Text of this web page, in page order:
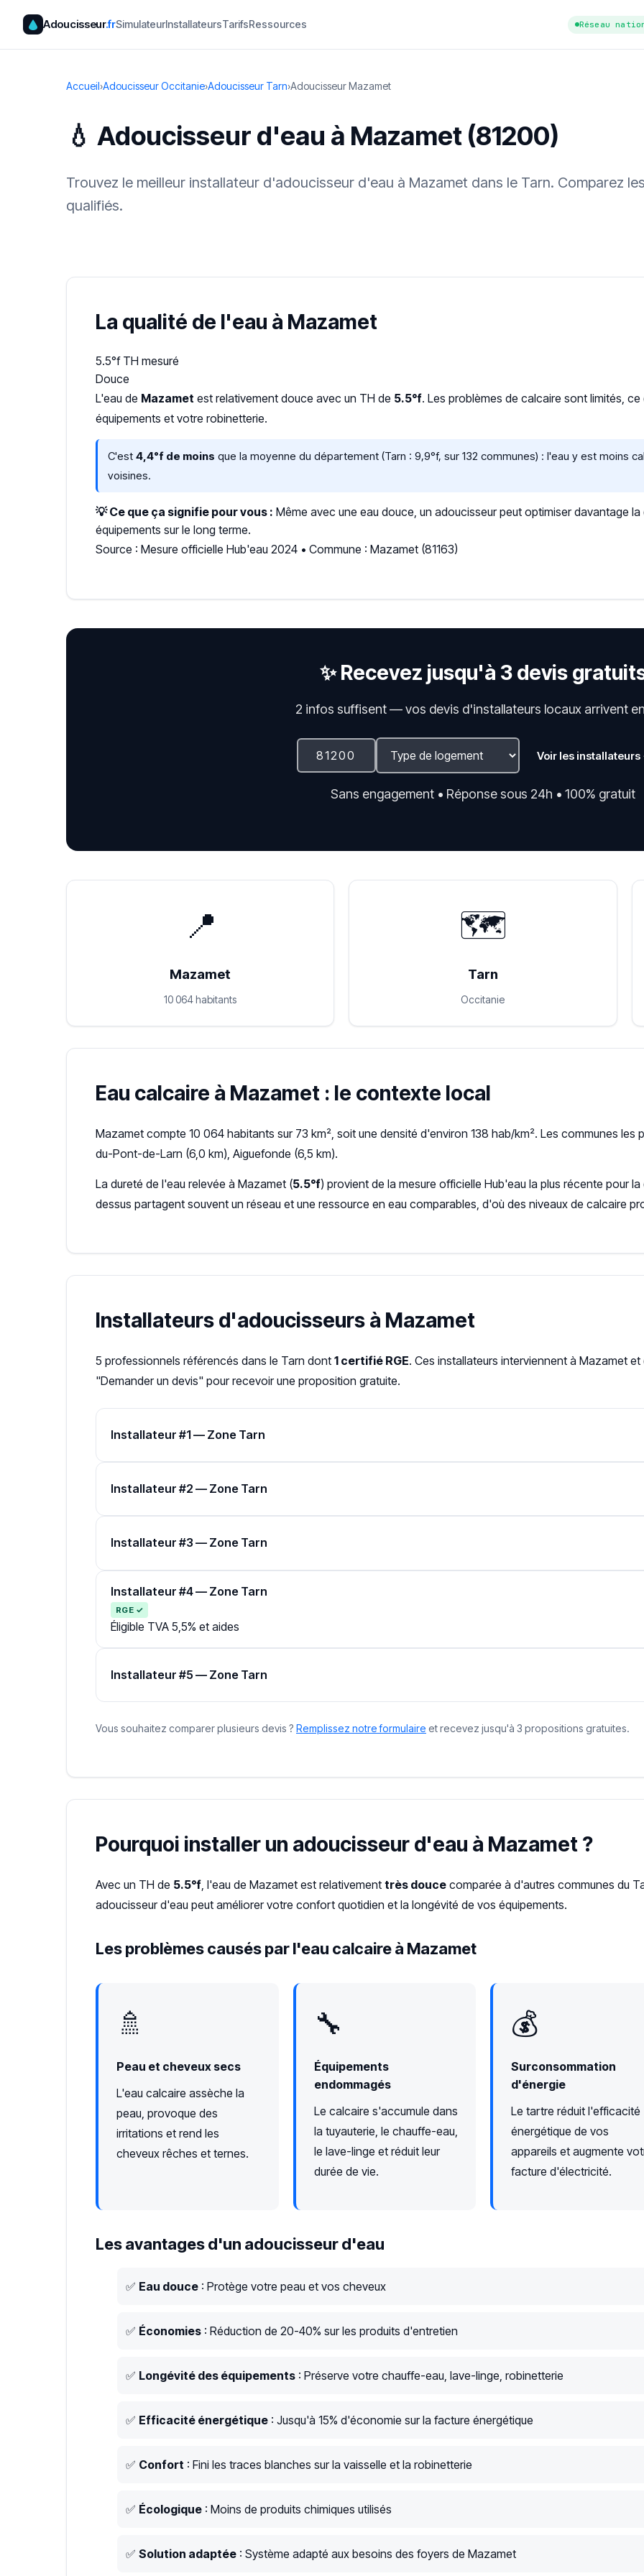
Adoucisseur.frSimulateurInstallateursTarifsRessources Réseau
Accueil›Adoucisseur Occitanie›Adoucisseur Tarn›Adoucisseur Mazamet
💧 Adoucisseur d'eau à Mazamet (81200)
Trouvez le meilleur installateur d'adoucisseur d'eau à Mazamet dans le Tarn. Comparez
qualifiés.
La qualité de l'eau à Mazamet
5.5°f TH mesuré
Douce
L'eau de Mazamet est relativement douce avec un TH de 5.5°f. Les problèmes de calcaire sont limités,
équipements et votre robinetterie.
C'est 4,4°f de moins que la moyenne du département (Tarn : 9,9°f, sur 132 communes) : l'eau y est moins
voisines.
💡 Ce que ça signifie pour vous : Même avec une eau douce, un adoucisseur peut optimiser davantage
équipements sur le long terme.
Source : Mesure officielle Hub'eau 2024 • Commune : Mazamet (81163)
✨ Recevez jusqu'à 3 devis
2 infos suffisent — vos devis d'installateurs locaux arrivent
Voir les
Sans engagement • Réponse sous 24h • 100% gratuit
📍
Mazamet
10 064 habitants
🗺️
Tarn
Occitanie
Eau calcaire à Mazamet : le contexte local
Mazamet compte 10 064 habitants sur 73 km², soit une densité d'environ 138 hab/km². Les communes les
du-Pont-de-Larn (6,0 km), Aiguefonde (6,5 km).
La dureté de l'eau relevée à Mazamet (5.5°f) provient de la mesure officielle Hub'eau la plus récente pour
dessus partagent souvent un réseau et une ressource en eau comparables, d'où des niveaux de calcaire
Installateurs d'adoucisseurs à Mazamet
5 professionnels référencés dans le Tarn dont 1 certifié RGE. Ces installateurs interviennent à Mazamet
"Demander un devis" pour recevoir une proposition gratuite.
Installateur #1 — Zone Tarn
Installateur #2 — Zone Tarn
Installateur #3 — Zone Tarn
Installateur #4 — Zone Tarn
RGE ✓
Éligible TVA 5,5% et aides
Installateur #5 — Zone Tarn
Vous souhaitez comparer plusieurs devis ? Remplissez notre formulaire et recevez jusqu'à 3 propositions gratuites.
Pourquoi installer un adoucisseur d'eau à Mazamet ?
Avec un TH de 5.5°f , l'eau de Mazamet est relativement très douce comparée à d'autres communes du
adoucisseur d'eau peut améliorer votre confort quotidien et la longévité de vos équipements.
Les problèmes causés par l'eau calcaire à Mazamet
🚿
Peau et cheveux secs
L'eau calcaire assèche la
peau, provoque des
irritations et rend les
cheveux rêches et ternes.
🔧
Équipements
endommagés
Le calcaire s'accumule dans
la tuyauterie, le chauffe-eau,
le lave-linge et réduit leur
durée de vie.
💰
Surconsommation
d'énergie
Le tartre réduit l'efficacité
énergétique de vos
appareils et augmente
facture d'électricité.
Les avantages d'un adoucisseur d'eau
✅ Eau douce : Protège votre peau et vos cheveux
✅ Économies : Réduction de 20-40% sur les produits d'entretien
✅ Longévité des équipements : Préserve votre chauffe-eau, lave-linge, robinetterie
✅ Efficacité énergétique : Jusqu'à 15% d'économie sur la facture énergétique
✅ Confort : Fini les traces blanches sur la vaisselle et la robinetterie
✅ Écologique : Moins de produits chimiques utilisés
✅ Solution adaptée : Système adapté aux besoins des foyers de Mazamet